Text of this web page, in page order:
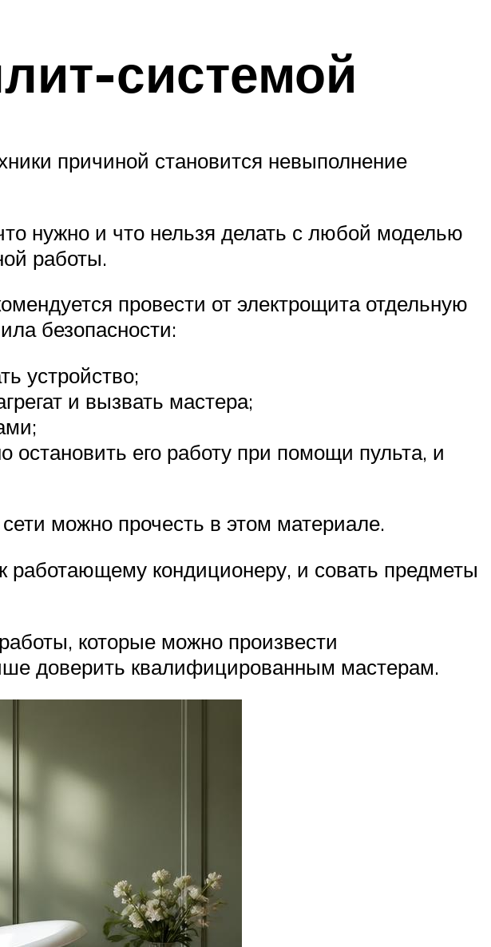
системой
причиной становится невыполнение
нужно и что нельзя делать с любой моделью
работы.
провести от электрощита отдельную
безопасности:
устройство;
и вызвать мастера;
остановить его работу при помощи пульта, и
можно прочесть в этом материале.
работающему кондиционеру, и совать предметы
которые можно произвести
доверить квалифицированным мастерам.